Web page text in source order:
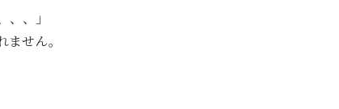
、、」
せん。